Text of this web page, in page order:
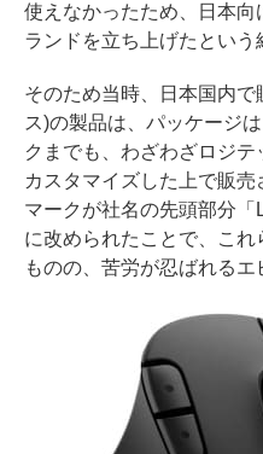
使えなかったため、日本
ランドを立ち上げたという
そのため当時、日本国内
ス)の製品は、パッケージ
クまでも、わざわざロジ
カスタマイズした上で販
マークが社名の先頭部分
に改められたことで、こ
ものの、苦労が忍ばれるエ